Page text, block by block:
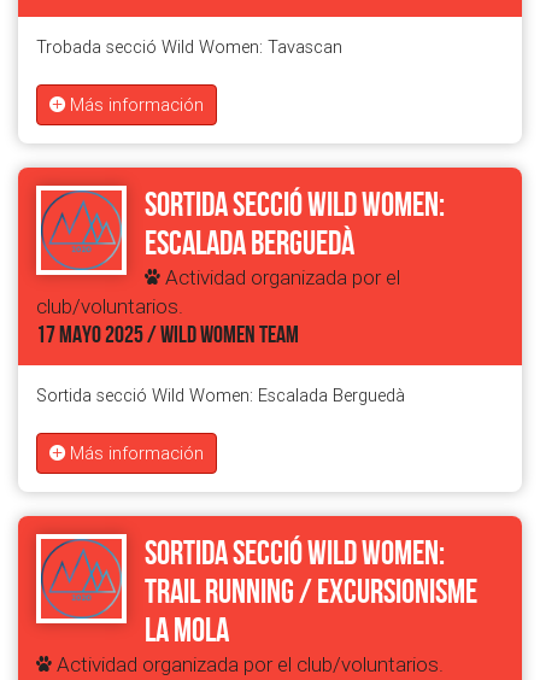
Trobada secció Wild Women: Tavascan
Más información
Sortida secció Wild Women:
Escalada Berguedà
Actividad organizada por el
club/voluntarios.
17 MAYO 2025 / WILD WOMEN TEAM
Sortida secció Wild Women: Escalada Berguedà
Más información
Sortida secció Wild Women:
Trail Running / Excursionisme
la Mola
Actividad organizada por el club/voluntarios.